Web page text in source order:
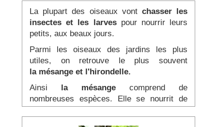
La plupart des oiseaux vont chasser les
insectes et les larvespour nourrir leurs
petits, aux beaux jours.
Parmi les oiseaux des jardins les plus
utiles, on retrouve le plus souvent
la mésange et l'hirondelle.
Ainsi la mésange comprend de
nombreuses espèces. Elle se nourrit de
toutes sortes depetits insectes nuisiblesà